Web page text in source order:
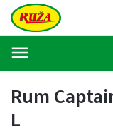
Rum
L